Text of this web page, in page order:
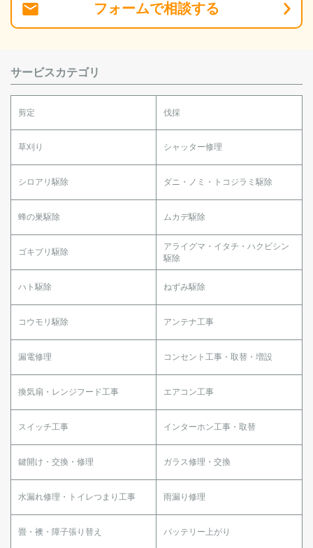
フォームで相談する
サービスカテゴリ
剪定 伐採
草刈り シャッター修理
シロアリ駆除 ダニ・ノミ・トコジラミ駆除
蜂の巣駆除 ムカデ駆除
ゴキブリ駆除
アライグマ・イタチ・ハクビシン
駆除
ハト駆除 ねずみ駆除
コウモリ駆除 アンテナ工事
漏電修理 コンセント工事・取替・増設
換気扇・レンジフード工事 エアコン工事
スイッチ工事 インターホン工事・取替
鍵開け・交換・修理 ガラス修理・交換
水漏れ修理・トイレつまり工事 雨漏り修理
畳・襖・障子張り替え バッテリー上がり